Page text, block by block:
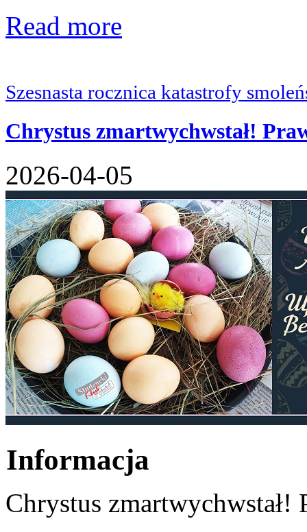
Read more
Szesnasta rocznica katastrofy
Chrystus zmartwychwstał!
2026-04-05
Informacja
Chrystus zmartwychwstał!